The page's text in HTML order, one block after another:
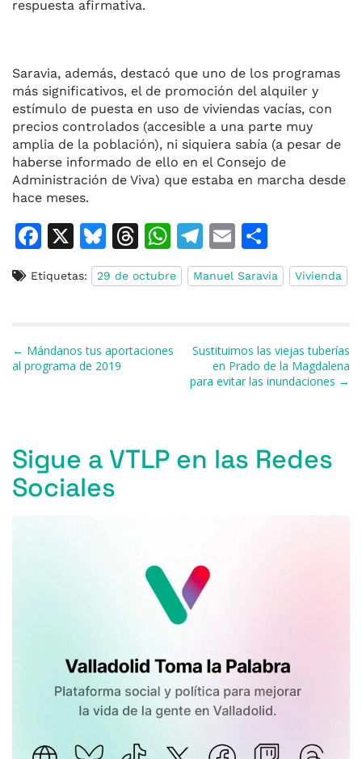
respuesta afirmativa.
Saravia, además, destacó que uno de los programas
más significativos, el de promoción del alquiler y
estímulo de puesta en uso de viviendas vacías, con
precios controlados (accesible a una parte muy
amplia de la población), ni siquiera sabía (a pesar de
haberse informado de ello en el Consejo de
Administración de Viva) que estaba en marcha desde
hace meses.
F
c
b
o
X
Bl
u
e
y
T
h
re
d
W
h
at
T
el
e
a
m
E
m
ai
o
m
ar
ti
r
Etiquetas: 29 de octubre Manuel Saravia Vivienda
Navegación de entradas
← Mándanos tus aportaciones
al programa de 2019
Sustituimos las viejas tuberías
en Prado de la Magdalena
para evitar las inundaciones →
Sigue a VTLP en las Redes
Sociales